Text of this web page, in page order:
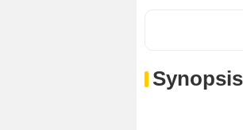
Synopsis